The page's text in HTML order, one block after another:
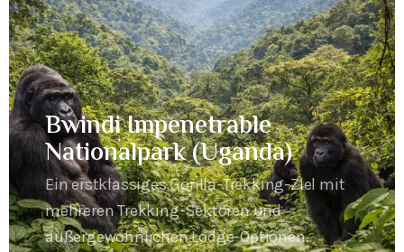
Bwindi Impenetrable
Nationalpark (Uganda)
Ein erstklassiges Gorilla-Trekking-Ziel mit
mehreren Trekking-Sektoren und
außergewöhnlichen Lodge-Optionen.